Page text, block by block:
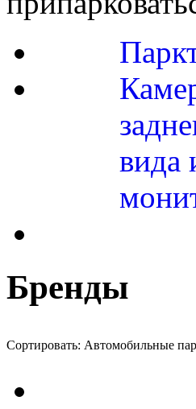
вида
Бренды
Сортировать: Автомобильные